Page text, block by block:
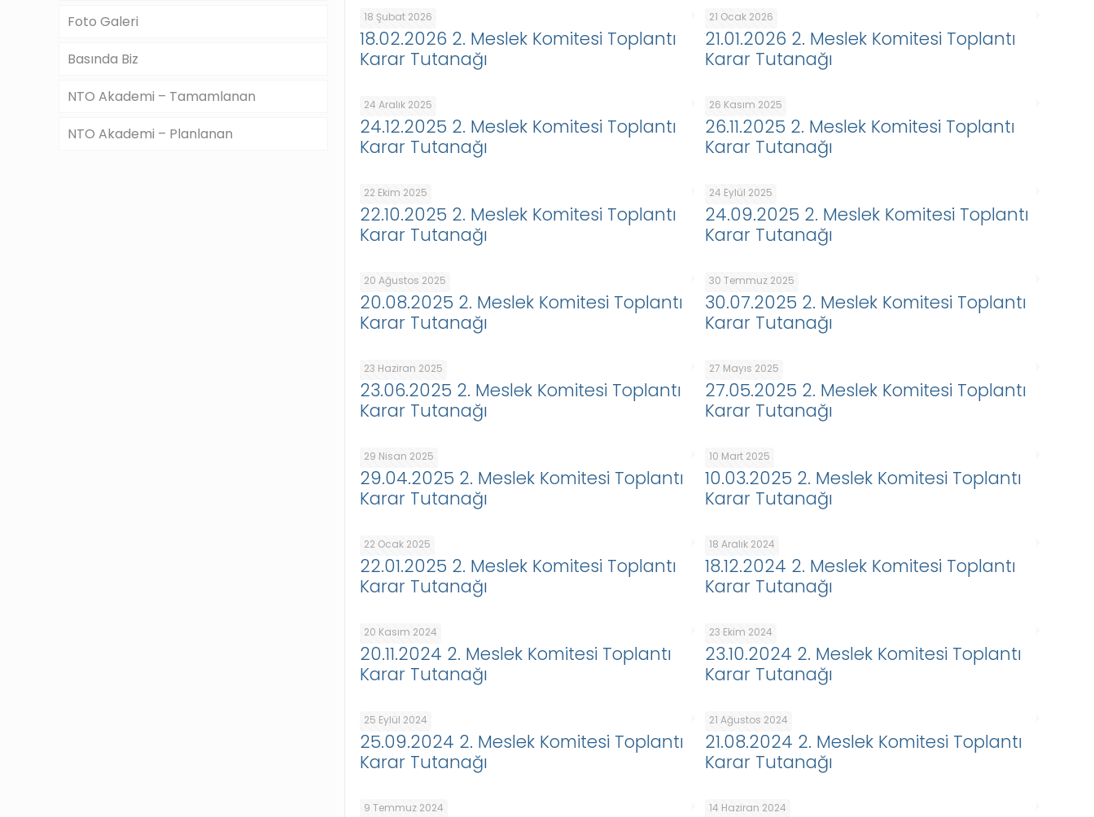
18 Şubat 2026
18.02.2026 2. Meslek Komitesi Toplantı
Karar Tutanağı
21 Ocak 2026
21.01.2026 2. Meslek Komitesi Toplantı
Karar Tutanağı
24 Aralık 2025
24.12.2025 2. Meslek Komitesi Toplantı
Karar Tutanağı
26 Kasım 2025
26.11.2025 2. Meslek Komitesi Toplantı
Karar Tutanağı
22 Ekim 2025
22.10.2025 2. Meslek Komitesi Toplantı
Karar Tutanağı
24 Eylül 2025
24.09.2025 2. Meslek Komitesi Toplantı
Karar Tutanağı
20 Ağustos 2025
20.08.2025 2. Meslek Komitesi Toplantı
Karar Tutanağı
30 Temmuz 2025
30.07.2025 2. Meslek Komitesi Toplantı
Karar Tutanağı
23 Haziran 2025
23.06.2025 2. Meslek Komitesi Toplantı
Karar Tutanağı
27 Mayıs 2025
27.05.2025 2. Meslek Komitesi Toplantı
Karar Tutanağı
29 Nisan 2025
29.04.2025 2. Meslek Komitesi Toplantı
Karar Tutanağı
10 Mart 2025
10.03.2025 2. Meslek Komitesi Toplantı
Karar Tutanağı
22 Ocak 2025
22.01.2025 2. Meslek Komitesi Toplantı
Karar Tutanağı
18 Aralık 2024
18.12.2024 2. Meslek Komitesi Toplantı
Karar Tutanağı
20 Kasım 2024
20.11.2024 2. Meslek Komitesi Toplantı
Karar Tutanağı
23 Ekim 2024
23.10.2024 2. Meslek Komitesi Toplantı
Karar Tutanağı
25 Eylül 2024
25.09.2024 2. Meslek Komitesi Toplantı
Karar Tutanağı
21 Ağustos 2024
21.08.2024 2. Meslek Komitesi Toplantı
Karar Tutanağı
9 Temmuz 2024 14 Haziran 2024
Foto Galeri
Basında Biz
NTO Akademi – Tamamlanan
NTO Akademi – Planlanan